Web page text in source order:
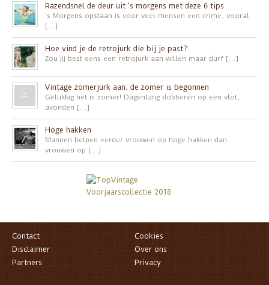
Razendsnel de deur uit ’s morgens met deze 6 tips
’s Morgens opstaan is voor veel mensen een crime, vooral
[…]
Hoe vind je de retrojurk die bij je past?
Zou jij best eens een retrojurk aan willen maar durf […]
Vintage zomerjurk aan, de zomer is begonnen
Gelukkig het is zomer! Dagenlang dobberen op een vlot,
avonden […]
Hoge hakken
Mannen helpen eerder vrouwen op hoge hakken dan
vrouwen op […]
Contact
Cookies
Disclaimer
Over ons
Partners
Privacy